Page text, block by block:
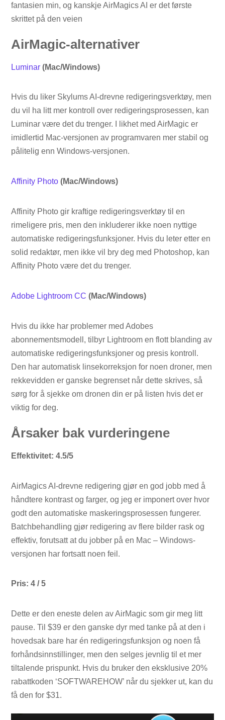
fantasien min, og kanskje AirMagics AI er det første
skrittet på den veien
AirMagic-alternativer
Luminar (Mac/Windows)
Hvis du liker Skylums AI-drevne redigeringsverktøy, men
du vil ha litt mer kontroll over redigeringsprosessen, kan
Luminar være det du trenger. I likhet med AirMagic er
imidlertid Mac-versjonen av programvaren mer stabil og
pålitelig enn Windows-versjonen.
Affinity Photo (Mac/Windows)
Affinity Photo gir kraftige redigeringsverktøy til en
rimeligere pris, men den inkluderer ikke noen nyttige
automatiske redigeringsfunksjoner. Hvis du leter etter en
solid redaktør, men ikke vil bry deg med Photoshop, kan
Affinity Photo være det du trenger.
Adobe Lightroom CC (Mac/Windows)
Hvis du ikke har problemer med Adobes
abonnementsmodell, tilbyr Lightroom en flott blanding av
automatiske redigeringsfunksjoner og presis kontroll.
Den har automatisk linsekorreksjon for noen droner, men
rekkevidden er ganske begrenset når dette skrives, så
sørg for å sjekke om dronen din er på listen hvis det er
viktig for deg.
Årsaker bak vurderingene
Effektivitet: 4.5/5
AirMagics AI-drevne redigering gjør en god jobb med å
håndtere kontrast og farger, og jeg er imponert over hvor
godt den automatiske maskeringsprosessen fungerer.
Batchbehandling gjør redigering av flere bilder rask og
effektiv, forutsatt at du jobber på en Mac – Windows-
versjonen har fortsatt noen feil.
Pris: 4 / 5
Dette er den eneste delen av AirMagic som gir meg litt
pause. Til $39 er den ganske dyr med tanke på at den i
hovedsak bare har én redigeringsfunksjon og noen få
forhåndsinnstillinger, men den selges jevnlig til et mer
tiltalende prispunkt. Hvis du bruker den eksklusive 20%
rabattkoden ‘SOFTWAREHOW’ når du sjekker ut, kan du
få den for $31.